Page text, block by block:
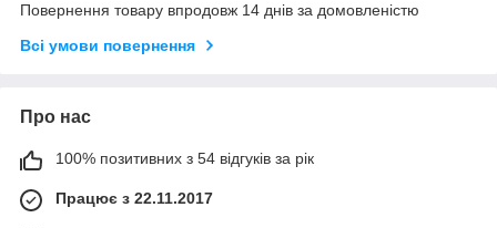
Повернення товару впродовж 14 днів за домовленістю
Всі умови повернення
Про нас
100% позитивних з 54 відгуків за рік
Працює з 22.11.2017